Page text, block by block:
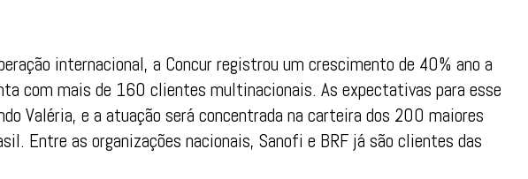
internacional, a Concur registrou um crescimento de 40% ano a
com mais de 160 clientes multinacionais. As expectativas para esse
Valéria, e a atuação será concentrada na carteira dos 200 maiores
Entre as organizações nacionais, Sanofi e BRF já são clientes das